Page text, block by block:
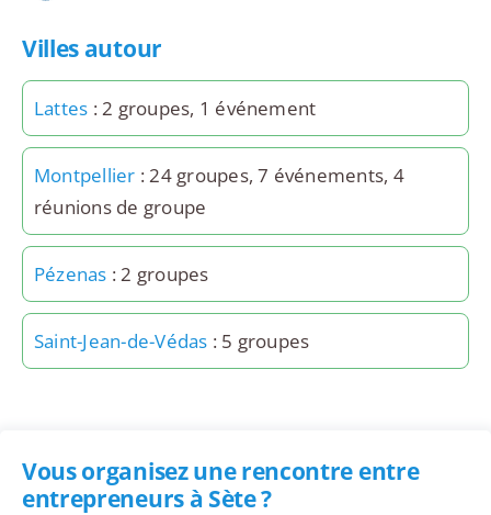
Villes autour
Lattes : 2 groupes, 1 événement
Montpellier : 24 groupes, 7 événements, 4
réunions de groupe
Pézenas : 2 groupes
Saint-Jean-de-Védas : 5 groupes
Vous organisez une rencontre entre
entrepreneurs à Sète ?